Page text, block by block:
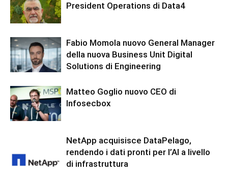
President Operations di Data4
Fabio Momola nuovo General Manager
della nuova Business Unit Digital
Solutions di Engineering
Matteo Goglio nuovo CEO di
Infosecbox
NetApp acquisisce DataPelago,
rendendo i dati pronti per l’AI a livello
di infrastruttura